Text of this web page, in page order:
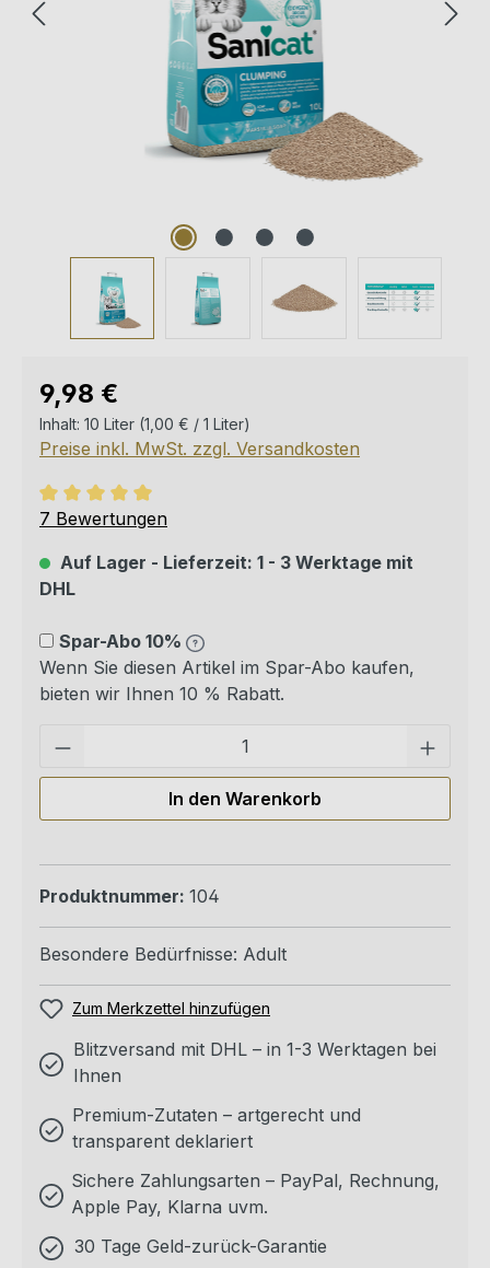
Regulärer Preis:
9,98 €
Inhalt: 10 Liter (1,00 € / 1 Liter)
Preise inkl. MwSt. zzgl. Versandkosten
Durchschnittliche Bewertung von 5 von 5 Sternen
7 Bewertungen
Auf Lager - Lieferzeit: 1 - 3 Werktage mit
DHL
Spar-Abo 10%
Wenn Sie diesen Artikel im Spar-Abo kaufen,
bieten wir Ihnen 10 % Rabatt.
In den Warenkorb
Produktnummer: 104
Besondere Bedürfnisse: Adult
Zum Merkzettel hinzufügen
Blitzversand mit DHL – in 1-3 Werktagen bei
Ihnen
Premium-Zutaten – artgerecht und
transparent deklariert
Sichere Zahlungsarten – PayPal, Rechnung,
Apple Pay, Klarna uvm.
30 Tage Geld-zurück-Garantie